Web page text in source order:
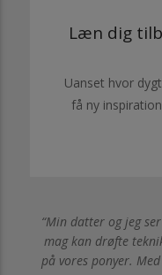
Læn dig
Uanset hvor
få ny
Min datter og jeg
mag kan drøfte
på vores ponyer.